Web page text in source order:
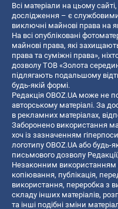
Всі матеріали на цьому сайті,
дослідження – є службовими
виключні майнові права на
На всі опубліковані
майнові права, які
права та суміжні права»,
дозволу ТОВ «Золота
підлягають подальшому
будь-якій формі.
Редакція OBOZ.UA може не
авторському матеріалі. За
в рекламних матеріалах,
Заборонено використання
хоч із зазначенням
логотипу OBOZ.UA або будь-
письмового дозволу
Незаконним використанням
копiювання, публiкацiя,
використання, переробка з
складу інших матеріалів,
та інші подібні зміни